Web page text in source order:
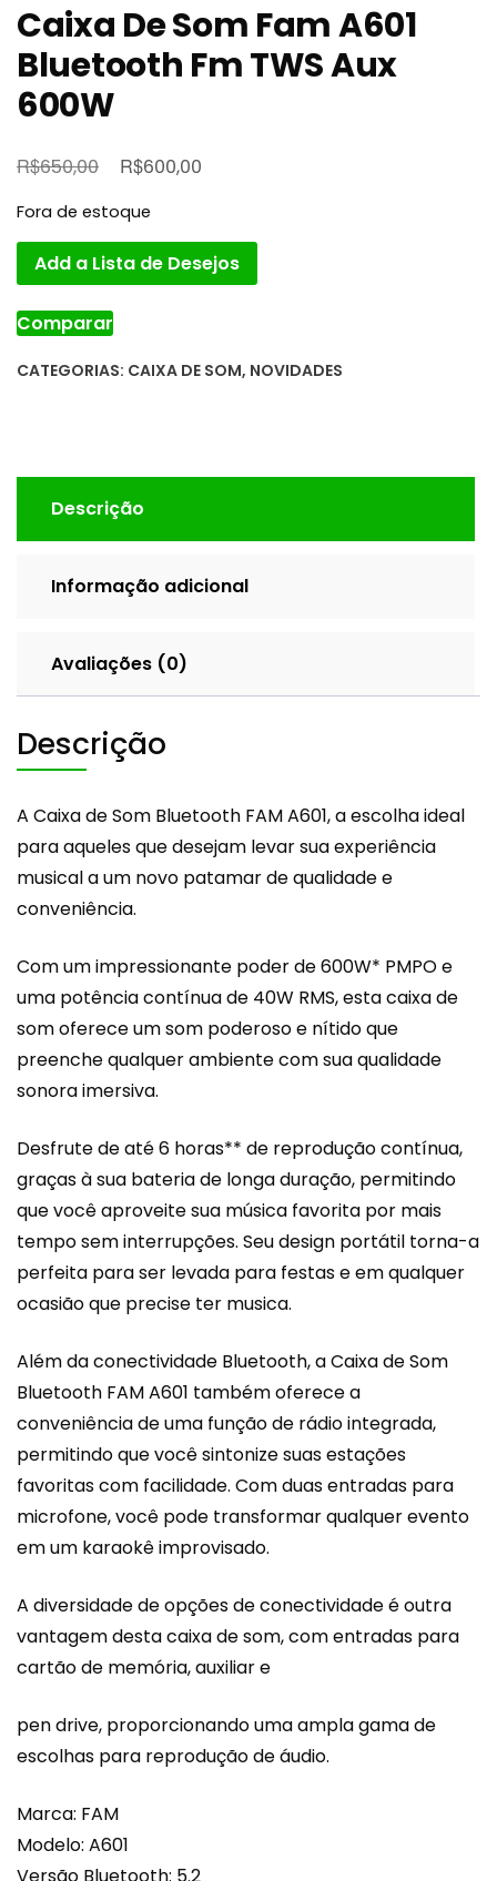
Caixa De Som Fam A601
Bluetooth Fm TWS Aux
600W
R$650,00
O
original
era:
R$650,00.
R$600,00
é:
R$600,00.
Fora de estoque
Add a Lista de Desejos
Comparar
CATEGORIAS: CAIXA DE SOM, NOVIDADES
Descrição
Informação adicional
Avaliações (0)
Descrição
A Caixa de Som Bluetooth FAM A601, a escolha ideal
para aqueles que desejam levar sua experiência
musical a um novo patamar de qualidade e
conveniência.
Com um impressionante poder de 600W* PMPO e
uma potência contínua de 40W RMS, esta caixa de
som oferece um som poderoso e nítido que
preenche qualquer ambiente com sua qualidade
sonora imersiva.
Desfrute de até 6 horas** de reprodução contínua,
graças à sua bateria de longa duração, permitindo
que você aproveite sua música favorita por mais
tempo sem interrupções. Seu design portátil torna-a
perfeita para ser levada para festas e em qualquer
ocasião que precise ter musica.
Além da conectividade Bluetooth, a Caixa de Som
Bluetooth FAM A601 também oferece a
conveniência de uma função de rádio integrada,
permitindo que você sintonize suas estações
favoritas com facilidade. Com duas entradas para
microfone, você pode transformar qualquer evento
em um karaokê improvisado.
A diversidade de opções de conectividade é outra
vantagem desta caixa de som, com entradas para
cartão de memória, auxiliar e
pen drive, proporcionando uma ampla gama de
escolhas para reprodução de áudio.
Marca: FAM
Modelo: A601
Versão Bluetooth: 5.2